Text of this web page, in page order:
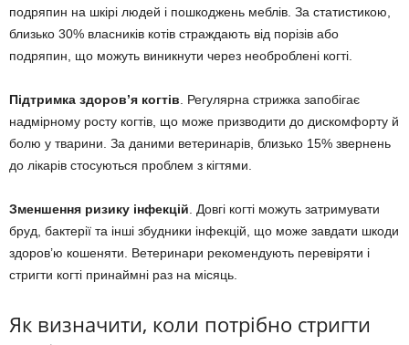
подряпин на шкірі людей і пошкоджень меблів. За статистикою,
близько 30% власників котів страждають від порізів або
подряпин, що можуть виникнути через необроблені когті.
Підтримка здоров’я когтів . Регулярна стрижка запобігає
надмірному росту когтів, що може призводити до дискомфорту й
болю у тварини. За даними ветеринарів, близько 15% звернень
до лікарів стосуються проблем з кігтями.
Зменшення ризику інфекцій . Довгі когті можуть затримувати
бруд, бактерії та інші збудники інфекцій, що може завдати шкоди
здоров’ю кошеняти. Ветеринари рекомендують перевіряти і
стригти когті принаймні раз на місяць.
Як визначити, коли потрібно стригти